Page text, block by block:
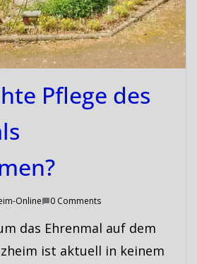
Pflege des
Online 0 Comments
das Ehrenmal auf dem
ist aktuell in keinem